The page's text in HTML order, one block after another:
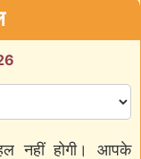
नहीं होगी। आपके